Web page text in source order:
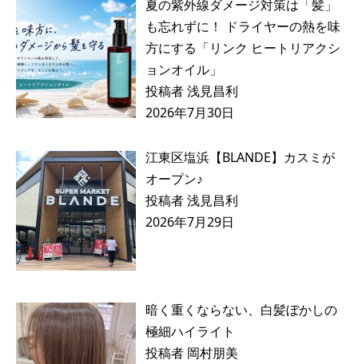
夏の紫外線ダメージ対策は「髪」
も忘れずに！ ドライヤーの熱を味
方にする「リンク ヒートリアクシ
ョンオイル」
投稿者 浅見昌利
2026年7月30日
江東区塩浜【BLANDE】カスミが
オープン♪
投稿者 浅見昌利
2026年7月29日
暗く重くならない、白髪ぼかしの
極細ハイライト
投稿者 岡村朋美